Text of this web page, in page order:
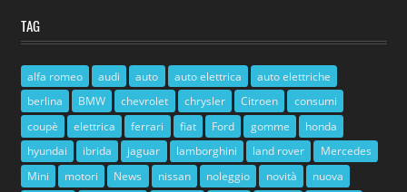
TAG
alfa romeo audi auto auto elettrica
auto elettriche
berlina
BMW chevrolet chrysler Citroen
consumi
coupè
elettrica ferrari fiat Ford gomme
honda
hyundai
ibrida jaguar lamborghini land rover
Mercedes
Mini
motori News nissan noleggio novità
nuova